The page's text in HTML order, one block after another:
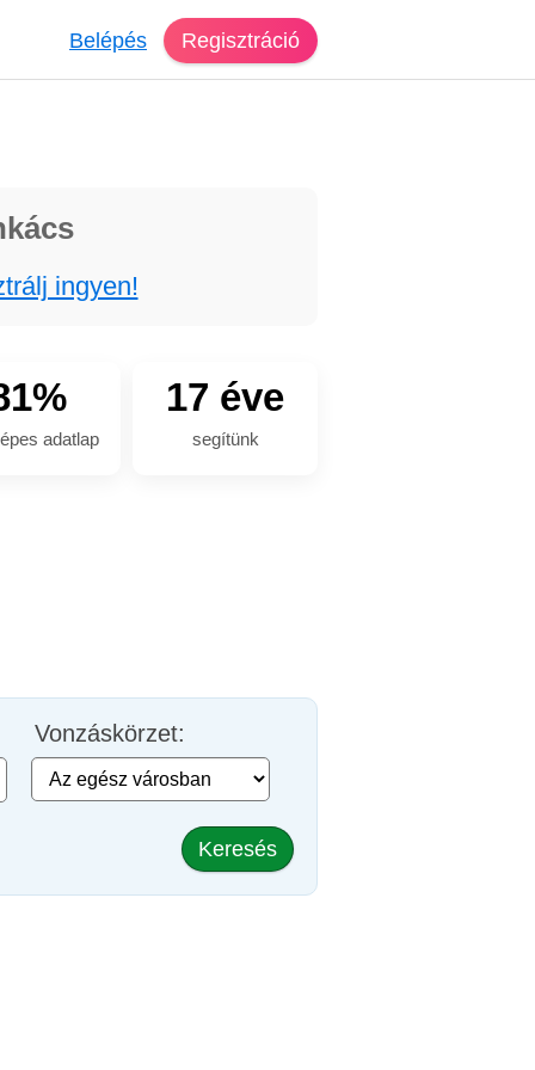
Belépés Regisztráció
ingyen!
adatlap
17 éve
segítünk
Vonzáskörzet:
Keresés